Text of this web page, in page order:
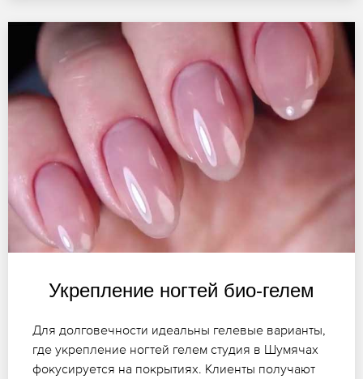
Укрепление ногтей био-гелем
Для долговечности идеальны гелевые варианты,
где укрепление ногтей гелем студия в Шумячах
фокусируется на покрытиях. Клиенты получают